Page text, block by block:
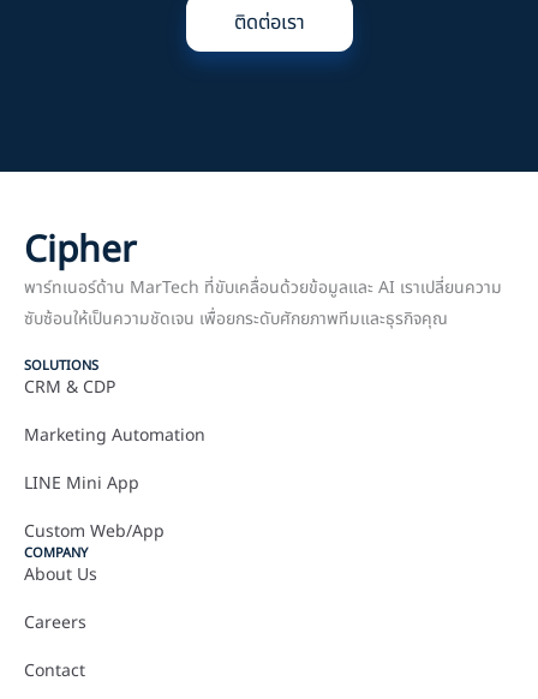
ติดต่อเรา
Cipher
พาร์ทเนอร์ด้าน MarTech ที่ขับเคลื่อนด้วยข้อมูลและ AI เราเปลี่ยนความ
ซับซ้อนให้เป็นความชัดเจน เพื่อยกระดับศักยภาพทีมและธุรกิจคุณ
SOLUTIONS
CRM & CDP
Marketing Automation
LINE Mini App
Custom Web/App
COMPANY
About Us
Careers
Contact